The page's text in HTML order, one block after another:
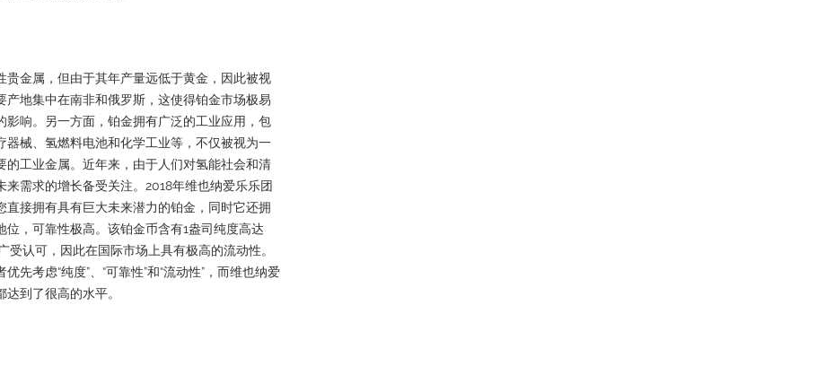
贵金属，但由于其年产量远低于黄金，因此被视
产地集中在南非和俄罗斯，这使得铂金市场极易
影响。另一方面，铂金拥有广泛的工业应用，包
器械、氢燃料电池和化学工业等，不仅被视为一
的工业金属。近年来，由于人们对氢能社会和清
需求的增长备受关注。2018年维也纳爱乐乐团
直接拥有具有巨大未来潜力的铂金，同时它还拥
，可靠性极高。该铂金币含有1盎司纯度高达
受认可，因此在国际市场上具有极高的流动性。
先考虑“纯度”、“可靠性”和“流动性”，而维也纳爱
到了很高的水平。